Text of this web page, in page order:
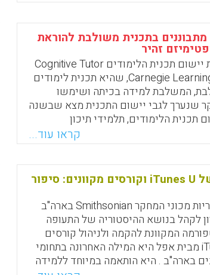
בתכנית משולבת להוראת
זהיר
המאמר מתאר את יישום תכנית הלימודים Cognitive Tutor
Algebra 1 של Carnegie Learning, שהיא תכנית לימודים
המשלבת למידה בכיתה ושימשו
שנערך לגבי יישום התכנית מצא שבשנה
תכנית הלימודים, תלמידי תיכון
לימודים המשלבת בין תוכנה לתרגול
לימוד ללמידה בכיתה שהשיגו
נוספים בלמידה בהשוואה לתלמידים
הלימודים המסורתית.
Email
X
קראו עוד...
הפלטפורמה של iTunes U וקורסים מקוונים: סיפור
ההחלטה של ספריות מכוני המחקר Smithsonian בארה"ב
לקהל בנושא ההיסטוריה של התעופה
המקוונת להקמה ולניהול קורסים
מקוונים iTunes U מבית אפל היא המילה האחרונה בתחומי
בארה"ב . היא הותאמה במיוחד ללמידה